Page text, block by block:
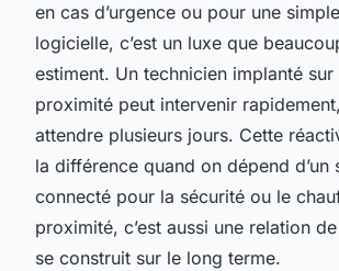
en cas d’urgence ou pour une
logicielle, c’est un luxe que
estiment. Un technicien implanté sur
proximité peut intervenir
attendre plusieurs jours. Cette
la différence quand on dépend d’un
connecté pour la sécurité ou le
proximité, c’est aussi une relation
se construit sur le long terme.